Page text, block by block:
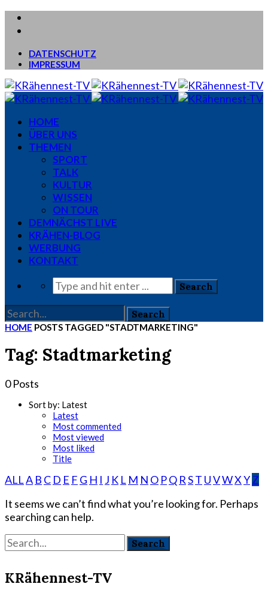
DATENSCHUTZ
IMPRESSUM
HOME
ÜBER UNS
THEMEN
SPORT
TALK
KULTUR
WISSEN
ON TOUR
DEMNÄCHST LIVE
KRÄHEN-BLOG
WERBUNG
KONTAKT
HOME POSTS TAGGED "STADTMARKETING"
Tag: Stadtmarketing
0 Posts
Sort by: Latest
Latest
Most commented
Most viewed
Most liked
Title
ALLA B C D E F G H I J K L M N O PQ RST UVWXYZ
It seems we can’t find what you’re looking for. Perhaps
searching can help.
KRähennest-TV